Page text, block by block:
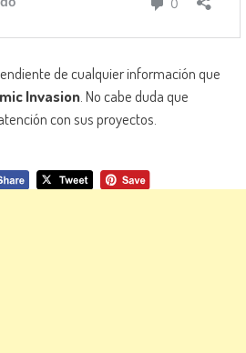
de cualquier información que
Invasion. No cabe duda que
con sus proyectos.